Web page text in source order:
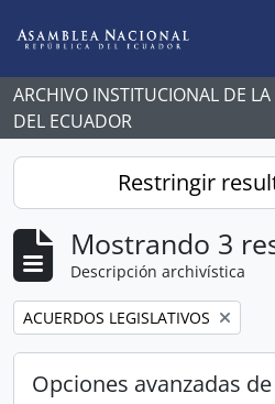
ARCHIVO INSTITUCIONAL DE
DEL ECUADOR
Restringir
Mostrando 3
Descripción archivística
Remove filter:
ACUERDOS LEGISLATIVOS
Opciones avanzadas